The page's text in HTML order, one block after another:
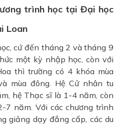
trình học tại Đại học
Loan
cứ đến tháng 2 và tháng 9
một kỳ nhập học, còn với
thì trường có 4 khóa mùa
mùa đông. Hệ Cử nhân tu
hệ Thạc sĩ là 1-4 năm, còn
7 năm. Với các chương trình
giảng dạy đẳng cấp, các du